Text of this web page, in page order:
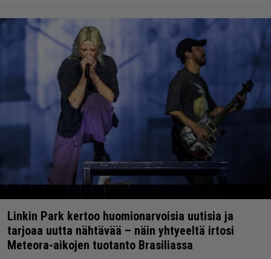
Linkin Park kertoo huomionarvoisia uutisia ja
tarjoaa uutta nähtävää – näin yhtyeeltä irtosi
Meteora-aikojen tuotanto Brasiliassa